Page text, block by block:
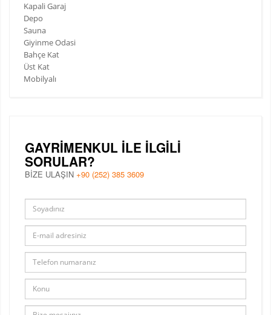
Kapali Garaj
Depo
Sauna
Giyinme Odasi
Bahçe Kat
Üst Kat
Mobilyalı
GAYRIMENKUL ILE ILGILI
SORULAR?
BİZE ULAŞIN +90 (252) 385 3609